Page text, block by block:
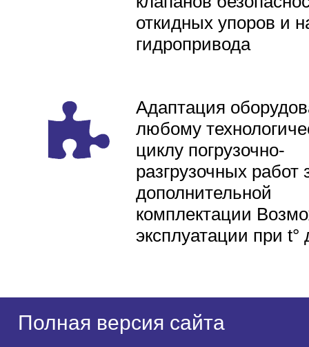
откидных упоров и
гидропривода
Адаптация
любому
циклу погрузочно-
разгрузочных работ
дополнительной
комплектации
эксплуатации при t°
Полная версия сайта